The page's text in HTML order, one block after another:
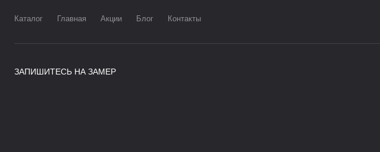
Каталог Главная Акции Блог Контакты
ЗАПИШИТЕСЬ НА ЗАМЕР